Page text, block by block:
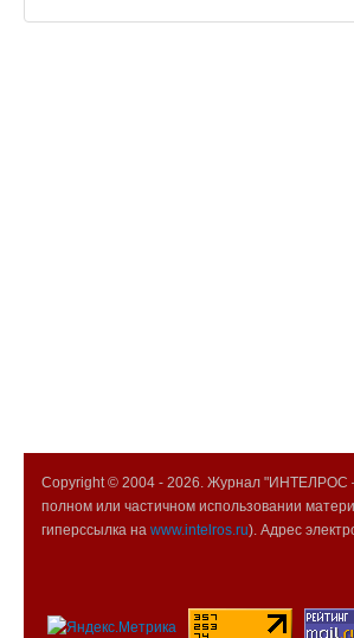
Copyright © 2004 - 2026. Журнал "ИНТЕЛРОС
полном или частичном использовании
гиперссылка на www.intelros.ru). Адрес